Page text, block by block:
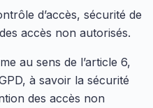
d’accès, sécurité de
accès non autorisés.
au sens de l’article 6,
à savoir la sécurité
des accès non